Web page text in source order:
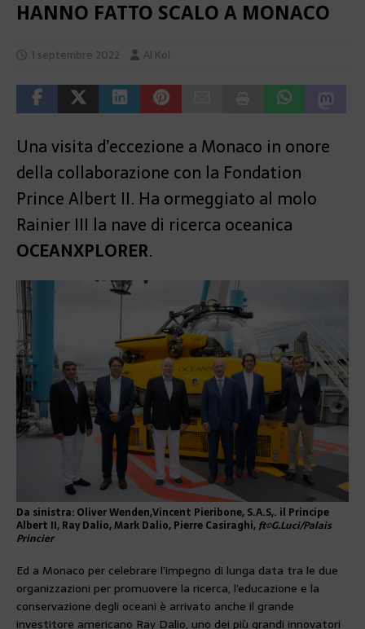
HANNO FATTO SCALO A MONACO
1 septembre 2022 Al Kol
Una visita d’eccezione a Monaco in onore
della collaborazione con la Fondation
Prince Albert II. Ha ormeggiato al molo
Rainier III la nave di ricerca oceanica
OCEANXPLORER.
Da sinistra: Oliver Wenden,Vincent Pieribone, S.A.S,. il Principe
Albert II, Ray Dalio, Mark Dalio, Pierre Casiraghi, ft©G.Luci/Palais
Princier
Ed a Monaco per celebrare l’impegno di lunga data tra le due
organizzazioni per promuovere la ricerca, l’educazione e la
conservazione degli oceani è arrivato anche il grande
investitore americano Ray Dalio, uno dei più grandi innovatori